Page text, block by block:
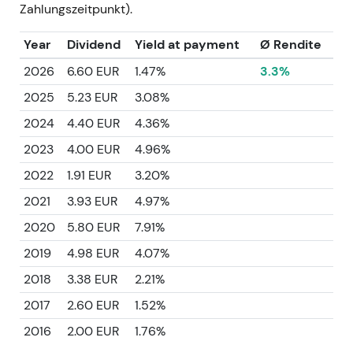
Zahlungszeitpunkt).
Year Dividend Yield at payment
Ø Rendite
2026
6.60 EUR 1.47%
3.3%
2025
5.23 EUR
3.08%
2024
4.40 EUR
4.36%
2023
4.00 EUR
4.96%
2022
1.91 EUR
3.20%
2021
3.93 EUR
4.97%
2020
5.80 EUR
7.91%
2019
4.98 EUR
4.07%
2018
3.38 EUR
2.21%
2017
2.60 EUR
1.52%
2016
2.00 EUR
1.76%